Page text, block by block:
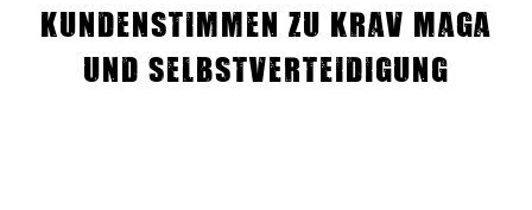
Kundenstimmen zu Krav Maga
und Selbstverteidigung